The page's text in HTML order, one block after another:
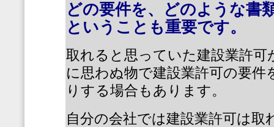
どの要件を、どのような書
ということも重要です。
取れると思っていた建設業許
に思わぬ物で建設業許可の要件
りする場合もあります。
自分の会社では建設業許可は取